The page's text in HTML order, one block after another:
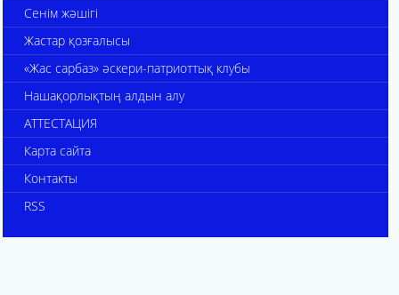
Сенім жәшігі
Жастар қозғалысы
«Жас сарбаз» әскери-патриоттық клубы
Нашақорлықтың алдын алу
АТТЕСТАЦИЯ
Карта сайта
Контакты
RSS